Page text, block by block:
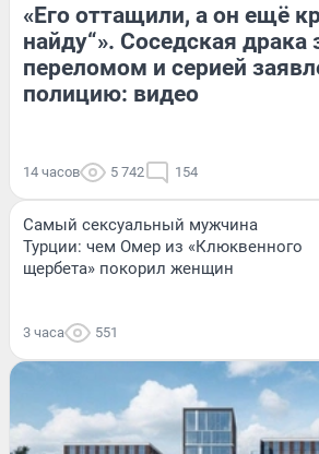
«Его оттащили, а он ещё
найду“». Соседская драка
переломом и серией
полицию: видео
14 часов 5 742 154
Самый сексуальный мужчина
Турции: чем Омер из «Клюквенного
щербета» покорил женщин
3 часа 551